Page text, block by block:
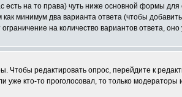
есть на то права) чуть ниже основной формы
минимум два варианта ответа (чтобы
на количество вариантов ответа,
редактировать опрос, перейдите к
уже кто-то проголосовал, то только